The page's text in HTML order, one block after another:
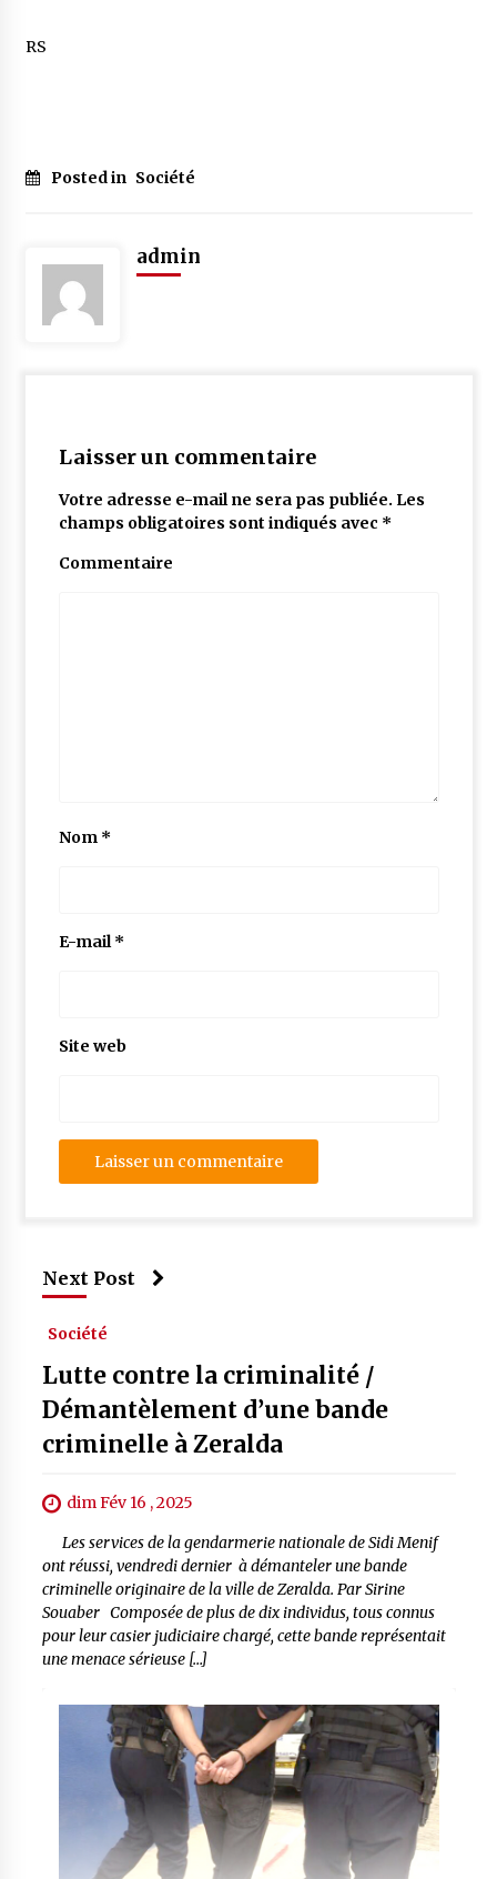
RS
Posted in Société
admin
Laisser un commentaire
Votre adresse e-mail ne sera pas publiée. Les
champs obligatoires sont indiqués avec *
Commentaire
Nom *
E-mail*
Site web
Next Post
Société
Lutte contre la criminalité /
Démantèlement d’une bande
criminelle à Zeralda
dim Fév 16 , 2025
Les services de la gendarmerie nationale de Sidi Menif
ont réussi, vendredi dernier à démanteler une bande
criminelle originaire de la ville de Zeralda. Par Sirine
Souaber Composée de plus de dix individus, tous connus
pour leur casier judiciaire chargé, cette bande représentait
une menace sérieuse […]